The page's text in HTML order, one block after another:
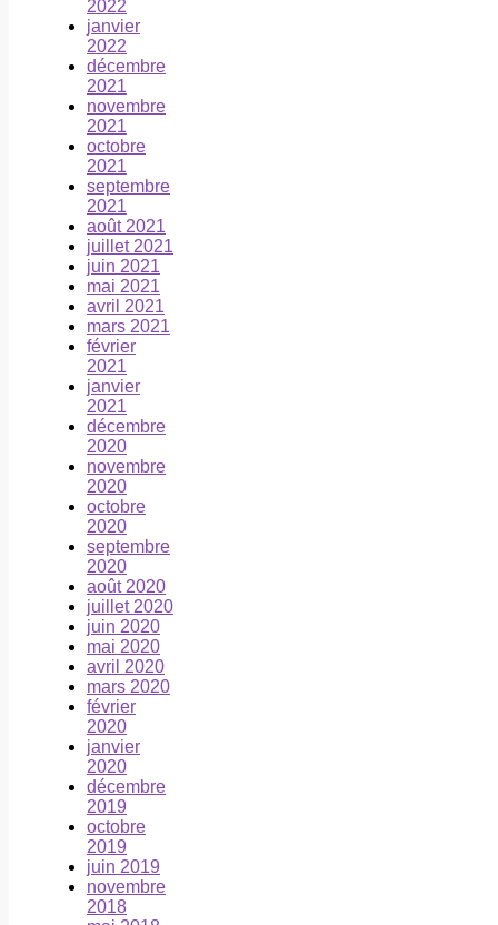
2022
janvier
2022
décembre
2021
novembre
2021
octobre
2021
septembre
2021
août 2021
juillet 2021
juin 2021
mai 2021
avril 2021
mars 2021
février
2021
janvier
2021
décembre
2020
novembre
2020
octobre
2020
septembre
2020
août 2020
juillet 2020
juin 2020
mai 2020
avril 2020
mars 2020
février
2020
janvier
2020
décembre
2019
octobre
2019
juin 2019
novembre
2018